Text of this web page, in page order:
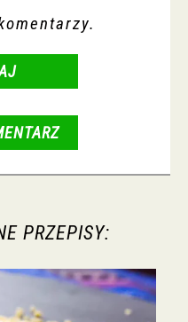
PRZEPISY: